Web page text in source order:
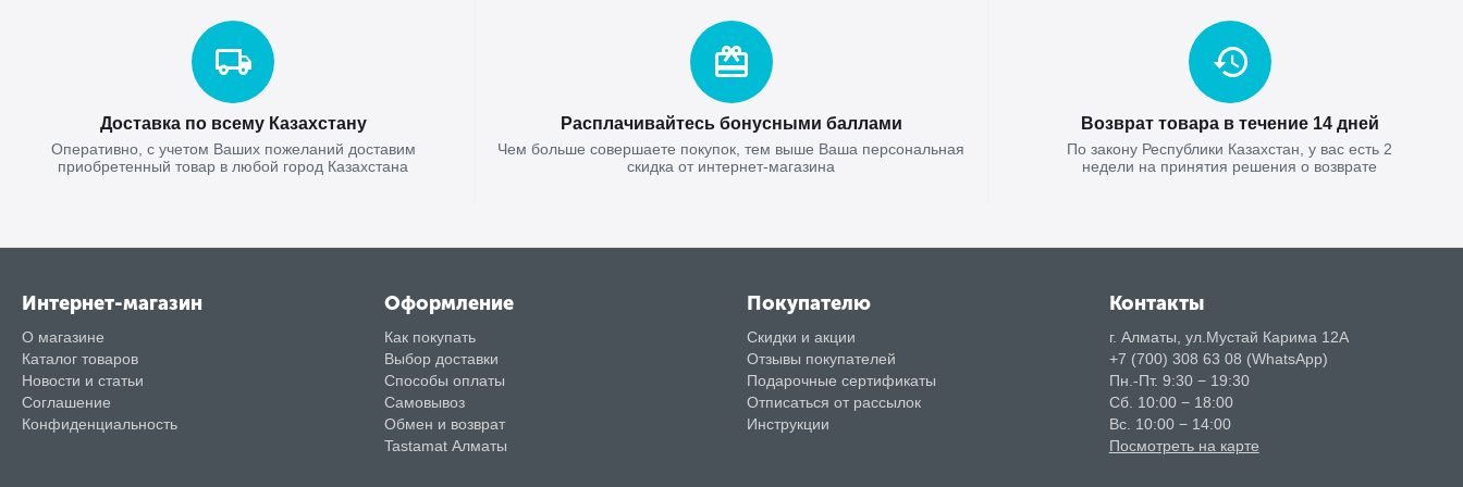
Доставка по всему Казахстану
Оперативно, с учетом Ваших пожеланий доставим
приобретенный товар в любой город Казахстана
Расплачивайтесь бонусными баллами
Чем больше совершаете покупок, тем выше Ваша персональная
скидка от интернет-магазина
Возврат товара в течение 14 дней
По закону Республики Казахстан, у вас есть 2
недели на принятия решения о возврате
Интернет-магазин
О магазине
Каталог товаров
Новости и статьи
Соглашение
Конфиденциальность
Оформление
Как покупать
Выбор доставки
Способы оплаты
Самовывоз
Обмен и возврат
Tastamat Алматы
Покупателю
Скидки и акции
Отзывы покупателей
Подарочные сертификаты
Отписаться от рассылок
Инструкции
Контакты
г. Алматы, ул.Мустай Карима 12А
+7 (700) 308 63 08 (WhatsApp)
Пн.-Пт. 9:30 − 19:30
Сб. 10:00 − 18:00
Вс. 10:00 − 14:00
Посмотреть на карте